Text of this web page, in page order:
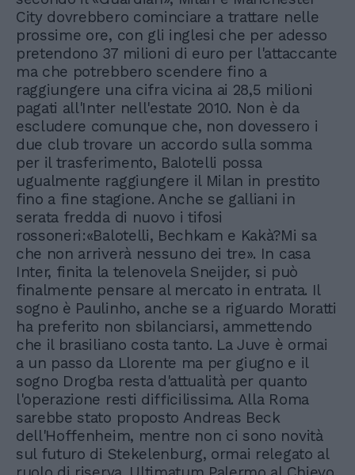
City dovrebbero cominciare a trattare nelle
prossime ore, con gli inglesi che per adesso
pretendono 37 milioni di euro per l'attaccante
ma che potrebbero scendere fino a
raggiungere una cifra vicina ai 28,5 milioni
pagati all'Inter nell'estate 2010. Non è da
escludere comunque che, non dovessero i
due club trovare un accordo sulla somma
per il trasferimento, Balotelli possa
ugualmente raggiungere il Milan in prestito
fino a fine stagione. Anche se galliani in
serata fredda di nuovo i tifosi
rossoneri:«Balotelli, Bechkam e Kakà?Mi sa
che non arriverà nessuno dei tre». In casa
Inter, finita la telenovela Sneijder, si può
finalmente pensare al mercato in entrata. Il
sogno è Paulinho, anche se a riguardo Moratti
ha preferito non sbilanciarsi, ammettendo
che il brasiliano costa tanto. La Juve è ormai
a un passo da Llorente ma per giugno e il
sogno Drogba resta d'attualità per quanto
l'operazione resti difficilissima. Alla Roma
sarebbe stato proposto Andreas Beck
dell'Hoffenheim, mentre non ci sono novità
sul futuro di Stekelenburg, ormai relegato al